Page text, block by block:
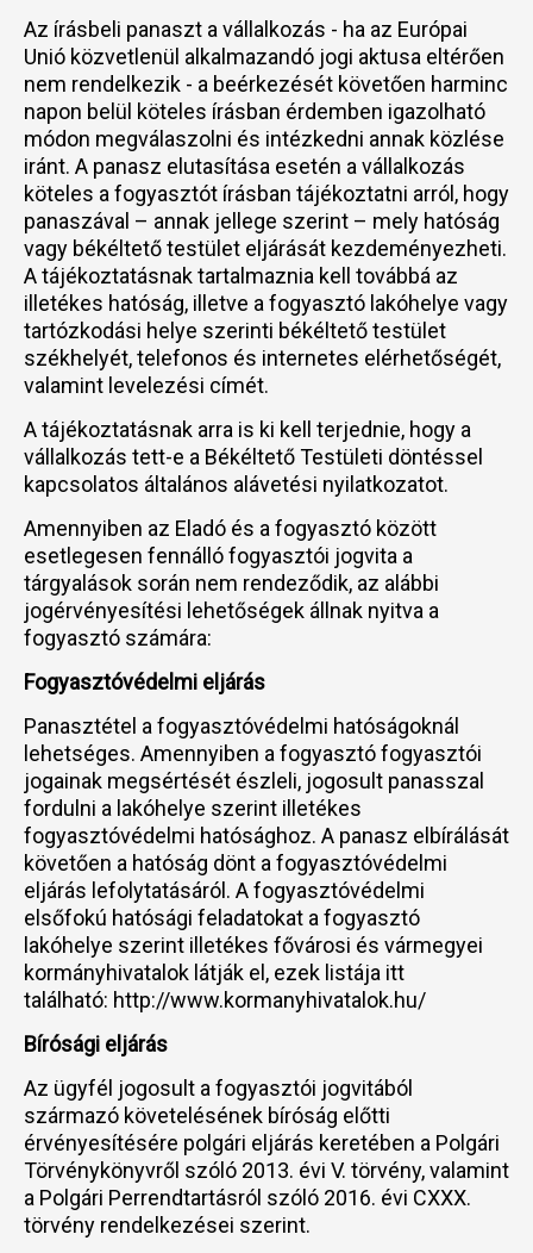
Az írásbeli panaszt a vállalkozás - ha az Európai
Unió közvetlenül alkalmazandó jogi aktusa eltérően
nem rendelkezik - a beérkezését követően harminc
napon belül köteles írásban érdemben igazolható
módon megválaszolni és intézkedni annak közlése
iránt. A panasz elutasítása esetén a vállalkozás
köteles a fogyasztót írásban tájékoztatni arról, hogy
panaszával – annak jellege szerint – mely hatóság
vagy békéltető testület eljárását kezdeményezheti.
A tájékoztatásnak tartalmaznia kell továbbá az
illetékes hatóság, illetve a fogyasztó lakóhelye vagy
tartózkodási helye szerinti békéltető testület
székhelyét, telefonos és internetes elérhetőségét,
valamint levelezési címét.
A tájékoztatásnak arra is ki kell terjednie, hogy a
vállalkozás tett-e a Békéltető Testületi döntéssel
kapcsolatos általános alávetési nyilatkozatot.
Amennyiben az Eladó és a fogyasztó között
esetlegesen fennálló fogyasztói jogvita a
tárgyalások során nem rendeződik, az alábbi
jogérvényesítési lehetőségek állnak nyitva a
fogyasztó számára:
Fogyasztóvédelmi eljárás
Panasztétel a fogyasztóvédelmi hatóságoknál
lehetséges. Amennyiben a fogyasztó fogyasztói
jogainak megsértését észleli, jogosult panasszal
fordulni a lakóhelye szerint illetékes
fogyasztóvédelmi hatósághoz. A panasz elbírálását
követően a hatóság dönt a fogyasztóvédelmi
eljárás lefolytatásáról. A fogyasztóvédelmi
elsőfokú hatósági feladatokat a fogyasztó
lakóhelye szerint illetékes fővárosi és vármegyei
kormányhivatalok látják el, ezek listája itt
található: http://www.kormanyhivatalok.hu/
Bírósági eljárás
Az ügyfél jogosult a fogyasztói jogvitából
származó követelésének bíróság előtti
érvényesítésére polgári eljárás keretében a Polgári
Törvénykönyvről szóló 2013. évi V. törvény, valamint
a Polgári Perrendtartásról szóló 2016. évi CXXX.
törvény rendelkezései szerint.